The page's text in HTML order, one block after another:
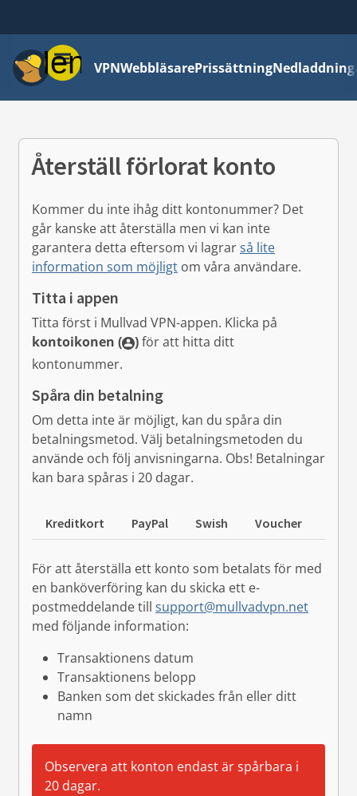
MenyVPNWebbläsarePrissättning
Återställ förlorat konto
Kommer du inte ihåg ditt kontonummer? Det
går kanske att återställa men vi kan inte
garantera detta eftersom vi lagrarså lite
information som möjligt om våra användare.
Titta i appen
Titta först i Mullvad VPN-appen. Klicka på
kontoikonen (
)för att hitta ditt
kontonummer.
Spåra din betalning
Om detta inte är möjligt, kan du spåra din
betalningsmetod. Välj betalningsmetoden du
använde och följ anvisningarna. Obs! Betalningar
kan bara spåras i 20 dagar.
Kreditkort PayPal Swish Voucher
För att återställa ett konto som betalats för med
en banköverföring kan du skicka ett e-
postmeddelande till support@mullvadvpn.net
med följande information:
Transaktionens datum
Transaktionens belopp
Banken som det skickades från eller ditt
namn
Observera att konton endast är spårbara i
20 dagar.